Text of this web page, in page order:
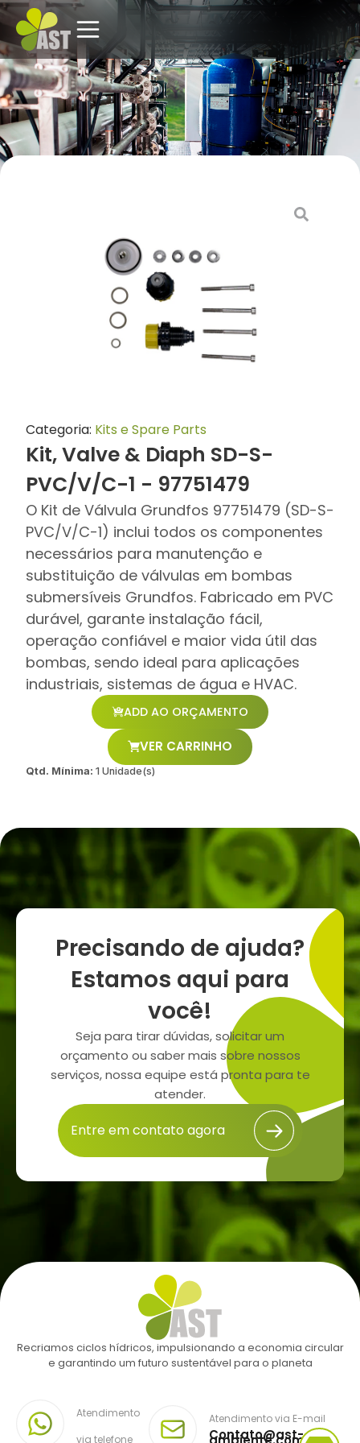
Categoria: Kits e Spare Parts
Kit, Valve & Diaph SD-S-
PVC/V/C-1 - 97751479
O Kit de Válvula Grundfos 97751479 (SD-S-
PVC/V/C-1) inclui todos os componentes
necessários para manutenção e
substituição de válvulas em bombas
submersíveis Grundfos. Fabricado em PVC
durável, garante instalação fácil,
operação confiável e maior vida útil das
bombas, sendo ideal para aplicações
industriais, sistemas de água e HVAC.
ADD AO ORÇAMENTO
VER CARRINHO
Qtd. Mínima: 1 Unidade(s)
Precisando de ajuda?
Estamos aqui para
você!
Seja para tirar dúvidas, solicitar um
orçamento ou saber mais sobre nossos
serviços, nossa equipe está pronta para te
atender.
Entre em contato agora
Recriamos ciclos hídricos, impulsionando a economia circular
e garantindo um futuro sustentável para o planeta
Atendimento
via telefone
Atendimento via E-mail
Contato@ast-